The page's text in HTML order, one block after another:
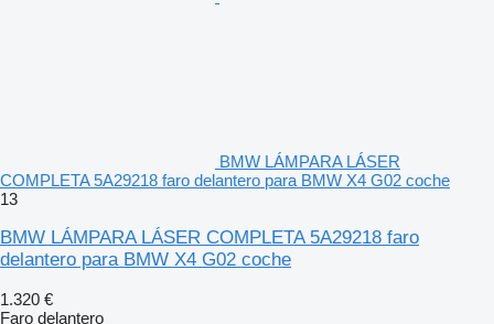
BMW LÁMPARA LÁSER
COMPLETA 5A29218 faro delantero para BMW X4 G02 coche
13
BMW LÁMPARA LÁSER COMPLETA 5A29218 faro
delantero para BMW X4 G02 coche
1.320 €
Faro delantero